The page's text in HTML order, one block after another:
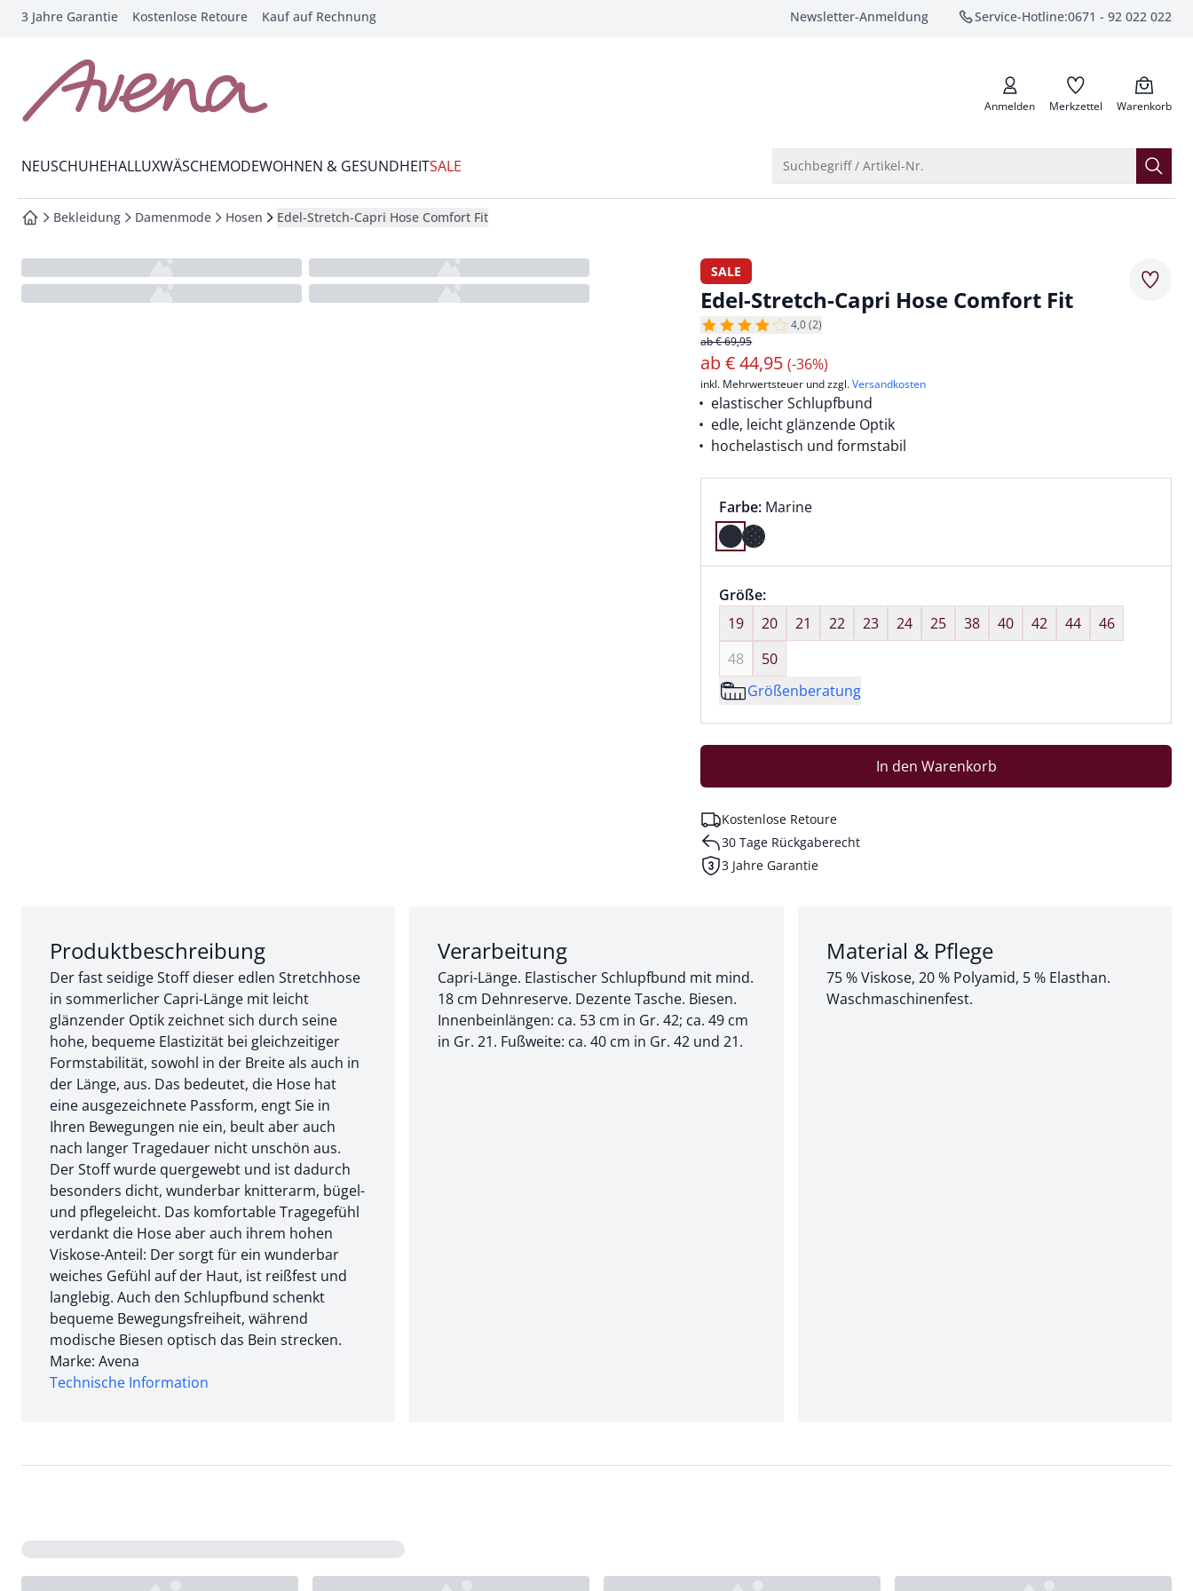
springen
springen
springen
springen
3 Jahre Garantie Kostenlose Retoure Kauf auf Rechnung Newsletter-Anmeldung Service-Hotline:0671 - 92 022 022
anrufen
zur Startseite Anmelden Merkzettel Warenkorb
Wechsel in das Menü mit Pfeil-Runter Taste
NEUSCHUHEHALLUXWÄSCHEMODEWOHNEN & GESUNDHEITSALE Suchbegriff / Artikel-Nr.
zur Startseite
Bekleidung Damenmode Hosen Edel-Stretch-Capri Hose Comfort Fit
SALE
Edel-Stretch-Capri Hose Comfort Fit
4,0 (2)
ab € 69,95
ab€44,95(-36%)
inkl. Mehrwertsteuer und zzgl.Versandkosten
elastischer Schlupfbund
edle, leicht glänzende Optik
hochelastisch und formstabil
Farbauswahl:
Farbe: aktuell ausgewählt:
Marine
Farbe Marine ausgewählt
Größenauswahl:
Größe:nichts ausgewählt
19
20 21 22 23 24 25 38 40 42 44
46
48
50
Größenberatung
In den Warenkorb
Kostenlose Retoure
30 Tage Rückgaberecht
3 Jahre Garantie
Abschnitt 1 von 3:
Produktbeschreibung
Der fast seidige Stoff dieser edlen Stretchhose
in sommerlicher Capri-Länge mit leicht
glänzender Optik zeichnet sich durch seine
hohe, bequeme Elastizität bei gleichzeitiger
Formstabilität, sowohl in der Breite als auch in
der Länge, aus. Das bedeutet, die Hose hat
eine ausgezeichnete Passform, engt Sie in
Ihren Bewegungen nie ein, beult aber auch
nach langer Tragedauer nicht unschön aus.
Der Stoff wurde quergewebt und ist dadurch
besonders dicht, wunderbar knitterarm, bügel-
und pflegeleicht. Das komfortable Tragegefühl
verdankt die Hose aber auch ihrem hohen
Viskose-Anteil: Der sorgt für ein wunderbar
weiches Gefühl auf der Haut, ist reißfest und
langlebig. Auch den Schlupfbund schenkt
bequeme Bewegungsfreiheit, während
modische Biesen optisch das Bein strecken.
Marke: Avena
Technische Information
Abschnitt 2 von 3:
Verarbeitung
Capri-Länge. Elastischer Schlupfbund mit mind.
18 cm Dehnreserve. Dezente Tasche. Biesen.
Innenbeinlängen: ca. 53 cm in Gr. 42; ca. 49 cm
in Gr. 21. Fußweite: ca. 40 cm in Gr. 42 und 21.
Abschnitt 3 von 3:
Material & Pflege
75 % Viskose, 20 % Polyamid, 5 % Elasthan.
Waschmaschinenfest.